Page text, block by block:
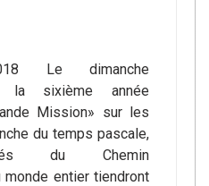
Le dimanche
la sixième année
Mission» sur les
du temps pascale,
du Chemin
monde entier tiendront